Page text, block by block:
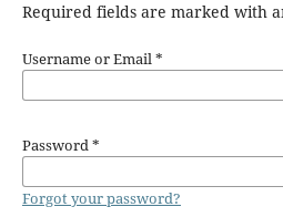
Required fields are marked with
Username or Email*
Password*
Forgot your password?